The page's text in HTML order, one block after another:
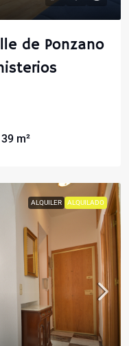
de Ponzano
39 m²
ALQUILER ALQUILADO